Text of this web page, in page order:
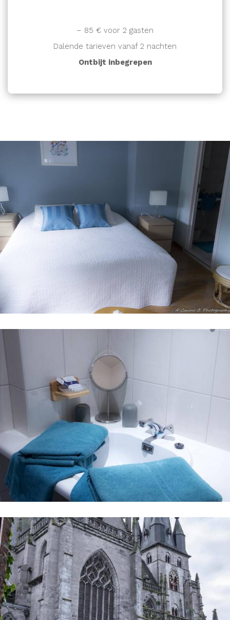
– 85 € voor 2 gasten
Dalende tarieven vanaf 2 nachten
Ontbijt inbegrepen